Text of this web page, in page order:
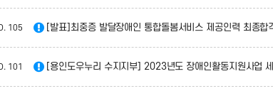
105 [발표]최중증 발달장애인 통합돌봄서비스 제공인력 최종합
101 [용인도우누리 수지지부] 2023년도 장애인활동지원사업